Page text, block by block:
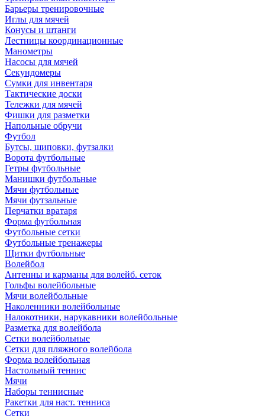
Барьеры тренировочные
Иглы для мячей
Конусы и штанги
Лестницы координационные
Манометры
Насосы для мячей
Секундомеры
Сумки для инвентаря
Тактические доски
Тележки для мячей
Фишки для разметки
Напольные обручи
Футбол
Бутсы, шиповки, футзалки
Ворота футбольные
Гетры футбольные
Манишки футбольные
Мячи футбольные
Мячи футзальные
Перчатки вратаря
Форма футбольная
Футбольные сетки
Футбольные тренажеры
Щитки футбольные
Волейбол
Антенны и карманы для волейб. сеток
Гольфы волейбольные
Мячи волейбольные
Наколенники волейбольные
Налокотники, нарукавники волейбольные
Разметка для волейбола
Сетки волейбольные
Сетки для пляжного волейбола
Форма волейбольная
Настольный теннис
Мячи
Наборы теннисные
Ракетки для наст. тенниса
Сетки